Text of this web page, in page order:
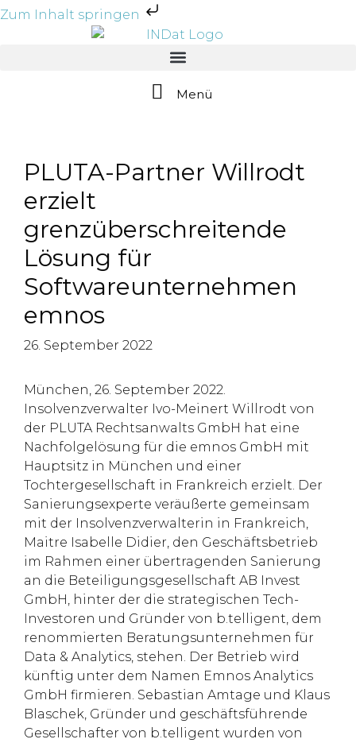
Zum Inhalt springen
Menü
PLUTA-Partner Willrodt
erzielt
grenzüberschreitende
Lösung für
Softwareunternehmen
emnos
26. September 2022
München, 26. September 2022.
Insolvenzverwalter Ivo-Meinert Willrodt von
der PLUTA Rechtsanwalts GmbH hat eine
Nachfolgelösung für die emnos GmbH mit
Hauptsitz in München und einer
Tochtergesellschaft in Frankreich erzielt. Der
Sanierungsexperte veräußerte gemeinsam
mit der Insolvenzverwalterin in Frankreich,
Maitre Isabelle Didier, den Geschäftsbetrieb
im Rahmen einer übertragenden Sanierung
an die Beteiligungsgesellschaft AB Invest
GmbH, hinter der die strategischen Tech-
Investoren und Gründer von b.telligent, dem
renommierten Beratungsunternehmen für
Data & Analytics, stehen. Der Betrieb wird
künftig unter dem Namen Emnos Analytics
GmbH firmieren. Sebastian Amtage und Klaus
Blaschek, Gründer und geschäftsführende
Gesellschafter von b.telligent wurden von